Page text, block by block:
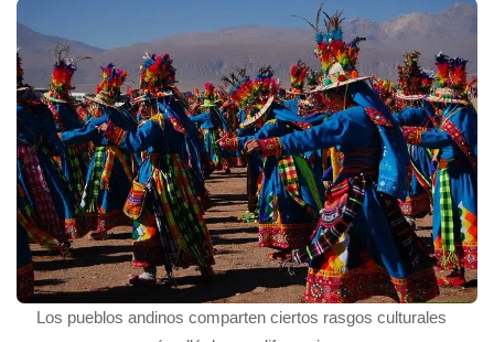
Los pueblos andinos comparten ciertos rasgos culturales